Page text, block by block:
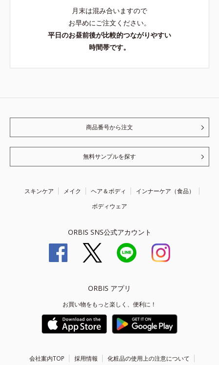
月末は混み合いますので
お早めにご注文ください。
平日のお昼前後が比較的つながりやすい
時間帯です。
商品番号から注文
無料サンプルを探す
スキンケア メイク ヘア＆ボディ
インナーケア（食品）
ボディウェア
ORBIS SNS公式アカウント
ORBIS アプリ
お買い物をもっと楽しく、便利に！
会社案内TOP 採用情報 化粧品の使用上の注意について